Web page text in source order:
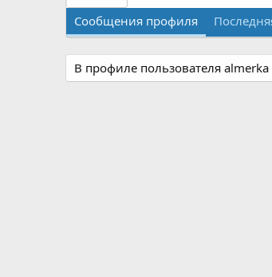
Сообщения профиля
В профиле пользователя